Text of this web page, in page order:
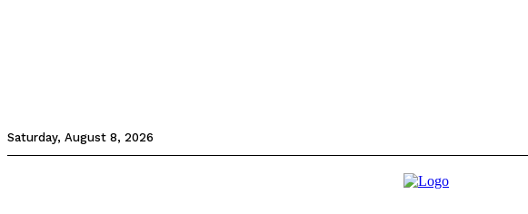
Saturday, August 8, 2026